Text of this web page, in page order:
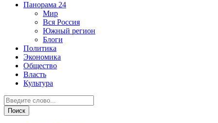
Панорама 24
Мир
Вся Россия
Южный регион
Блоги
Политика
Экономика
Общество
Власть
Культура